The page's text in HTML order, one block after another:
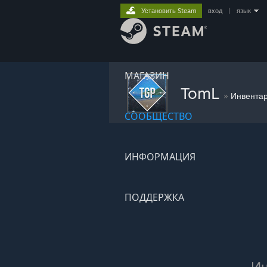
МАГАЗИН
СООБЩЕСТВО
ИНФОРМАЦИЯ
ПОДДЕРЖКА
Установить Steam вход язык
TomL »